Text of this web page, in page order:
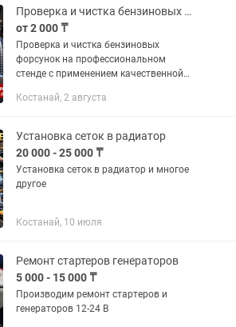
лкп,...
Проверка и чистка бензиновых форсунок
от 2 000 ₸
Проверка и чистка бензиновых
форсунок на профессиональном
стенде с применением качественной
Костанай, 2 августа
Установка сеток в радиатор
20 000 - 25 000 ₸
Установка сеток в радиатор и многое
другое
Костанай, 10 июля
Ремонт стартеров генераторов
5 000 - 15 000 ₸
Производим ремонт стартеров и
генераторов 12-24 В